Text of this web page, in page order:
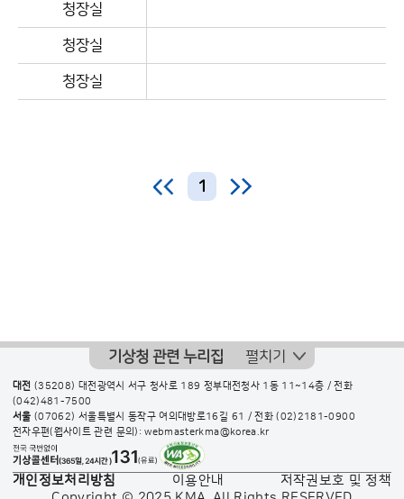
청장실
청장실
청장실
1
기상청 관련 누리집 펼치기
대전 (35208) 대전광역시 서구 청사로 189 정부대전청사 1동 11~14층 / 전화
(042)481-7500
서울 (07062) 서울특별시 동작구 여의대방로16길 61 / 전화(02)2181-0900
전자우편(웹사이트 관련 문의): webmasterkma@korea.kr
개인정보처리방침 이용안내
저작권보호 및 정책